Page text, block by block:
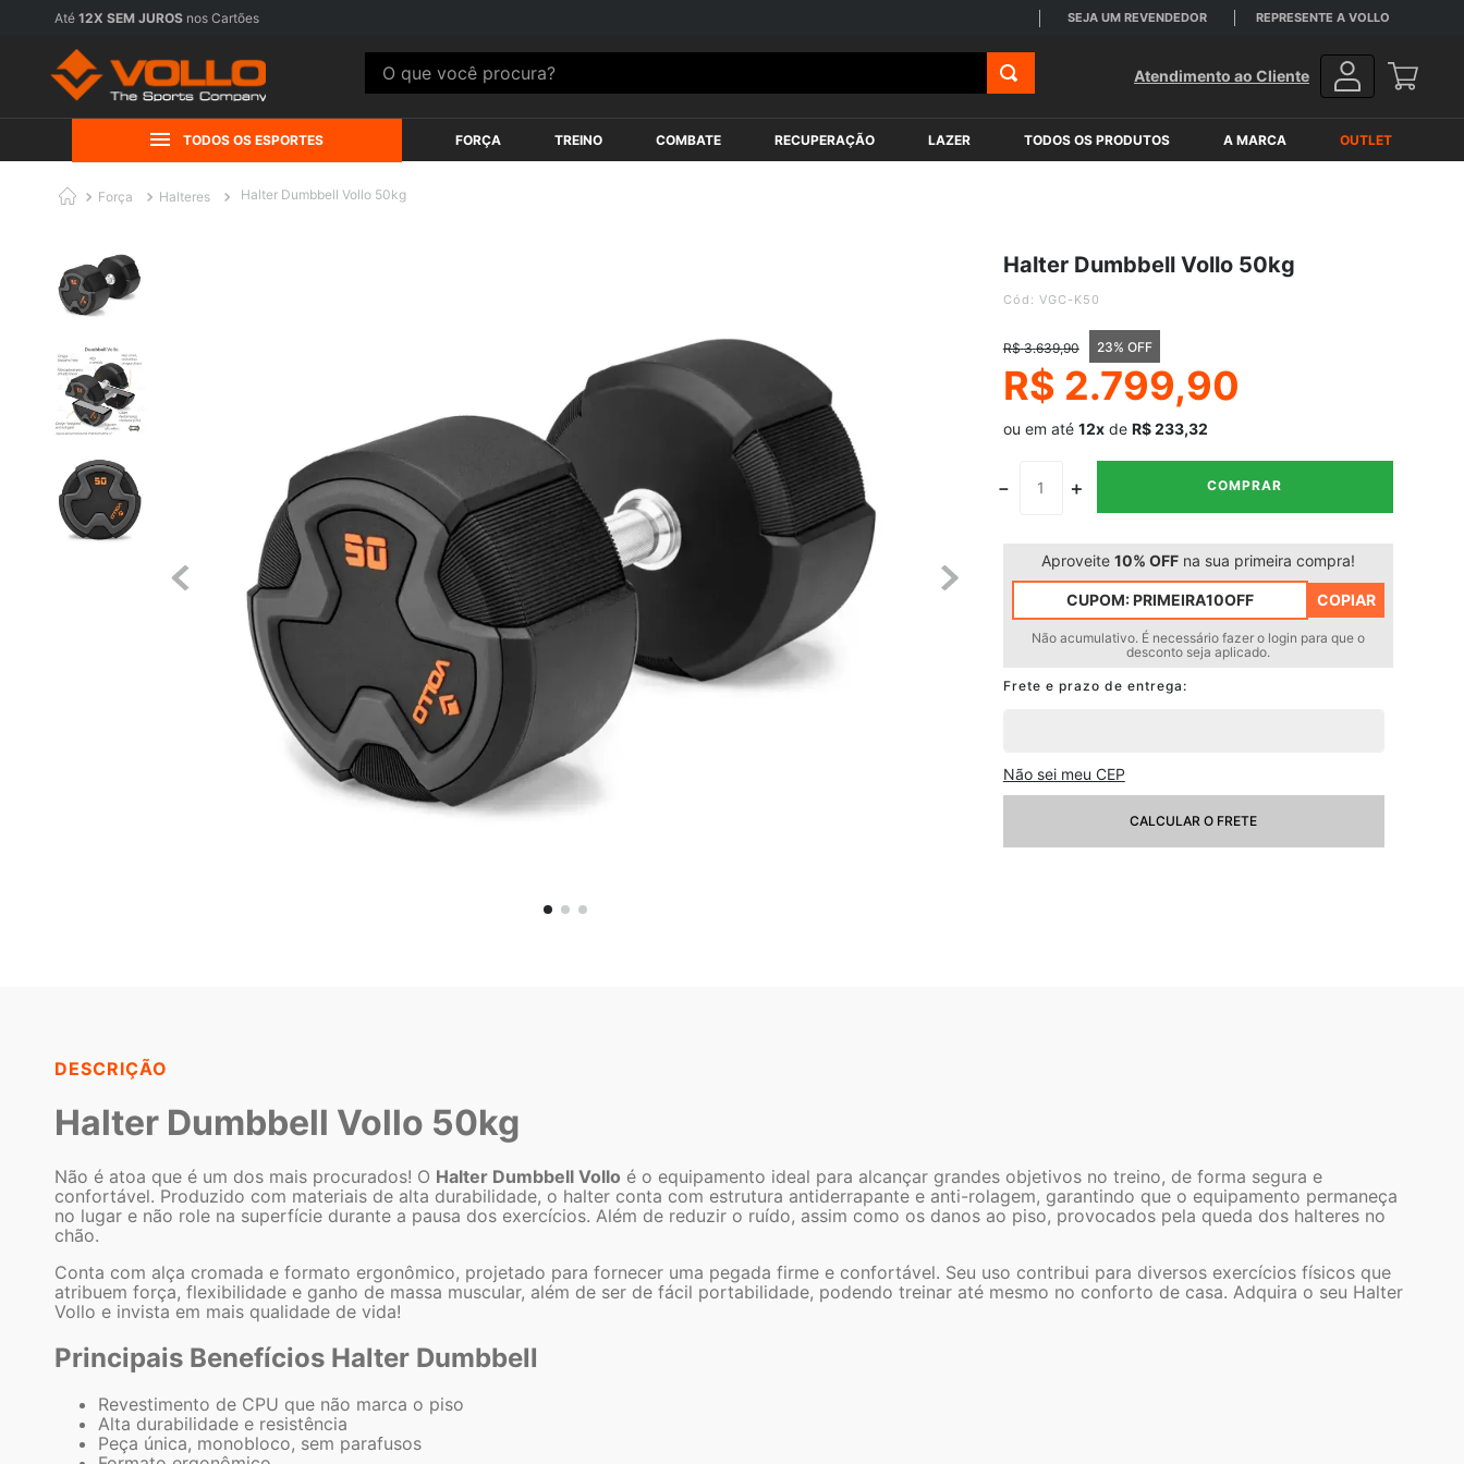
12X SEM JUROSnos Cartões acima de R$199,90 para Sul e Sudeste. Consulte regiões*SEJA UM REVENDEDOR REPRESENTE A VOLLO
O que você procura?
Atendimento ao Cliente
TODOS OS ESPORTES FORÇA TREINO COMBATE RECUPERAÇÃO LAZER TODOS OS PRODUTOS A MARCA OUTLET
Força Halteres Halter Dumbbell Vollo 50kg
Halter Dumbbell Vollo 50kg
: VGC-K50
R$ 3.639,90 23% OFF
R$ 2.799,90
ou em até 12xde R$ 233,32
＋
－ COMPRAR
Aproveite 10% OFFna sua primeira compra!
CUPOM:PRIMEIRA10OFF COPIAR
Não acumulativo. É necessário fazer o login para que o
desconto seja aplicado.
Não sei meu CEP
CALCULAR O FRETE
DESCRIÇÃO
Halter Dumbbell Vollo 50kg
Não é atoa que é um dos mais procurados! O Halter Dumbbell Vollo é o equipamento ideal para alcançar grandes objetivos no treino, de forma segura e
confortável. Produzido com materiais de alta durabilidade, o halter conta com estrutura antiderrapante e anti-rolagem, garantindo que o equipamento permaneça
no lugar e não role na superfície durante a pausa dos exercícios. Além de reduzir o ruído, assim como os danos ao piso, provocados pela queda dos halteres no
chão.
Conta com alça cromada e formato ergonômico, projetado para fornecer uma pegada firme e confortável. Seu uso contribui para diversos exercícios físicos que
atribuem força, flexibilidade e ganho de massa muscular, além de ser de fácil portabilidade, podendo treinar até mesmo no conforto de casa. Adquira o seu Halter
Vollo e invista em mais qualidade de vida!
Principais Benefícios Halter Dumbbell
Revestimento de CPU que não marca o piso
Alta durabilidade e resistência
Peça única, monobloco, sem parafusos